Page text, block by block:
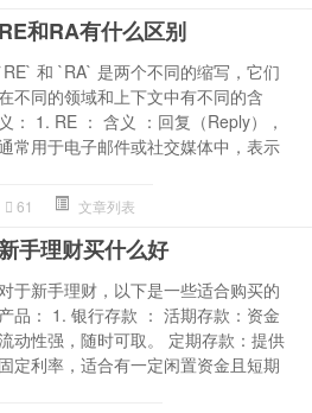
RE和RA有什么区别
和 `RA` 是两个不同的缩写，它们
不同的领域和上下文中有不同的含
义： 1. RE ： 含义 ：回复（Reply），
常用于电子邮件或社交媒体中，表示
61 文章列表
手理财买什么好
于新手理财，以下是一些适合购买的
产品： 1. 银行存款 ： 活期存款：资金
动性强，随时可取。 定期存款：提供
固定利率，适合有一定闲置资金且短期